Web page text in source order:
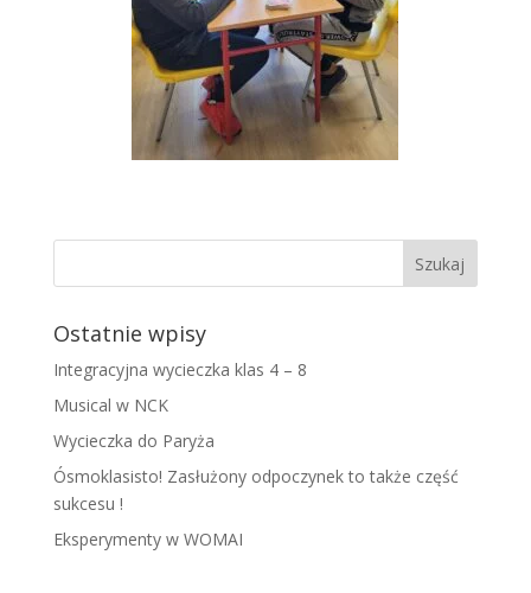
Ostatnie wpisy
Integracyjna wycieczka klas 4 – 8
Musical w NCK
Wycieczka do Paryża
Ósmoklasisto! Zasłużony odpoczynek to także część
sukcesu !
Eksperymenty w WOMAI